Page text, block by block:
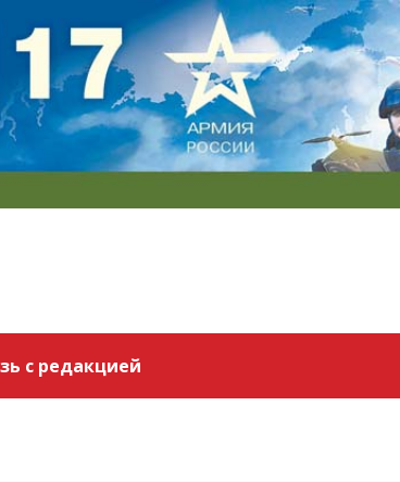
с редакцией